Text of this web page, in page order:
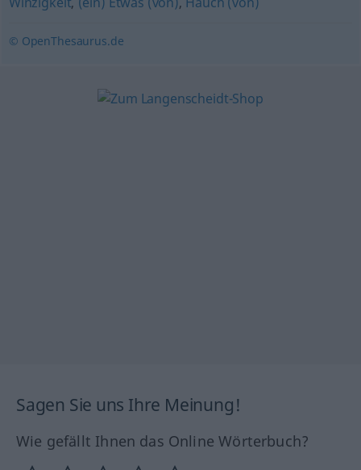
© OpenThesaurus.de
Sagen Sie uns Ihre Meinung!
Wie gefällt Ihnen das Online Wörterbuch?